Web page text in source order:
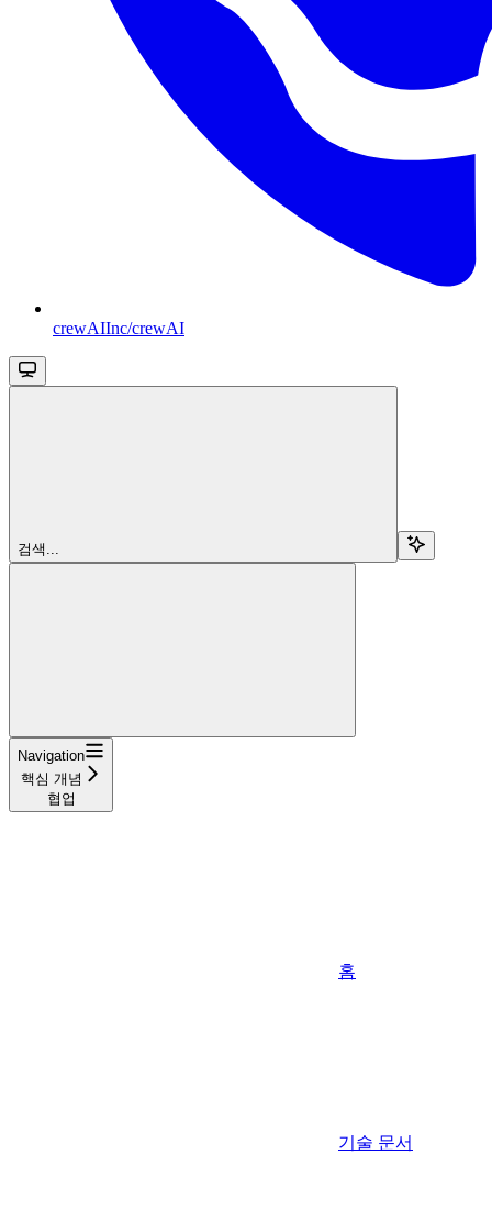
crewAIInc/crewAI
검색...
Navigation
핵심 개념
협업
홈
기술 문서